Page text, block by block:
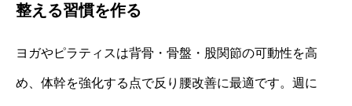
整える習慣を作る
ヨガやピラティスは背骨・骨盤・股関節の可動性を高
め、体幹を強化する点で反り腰改善に最適です。週に